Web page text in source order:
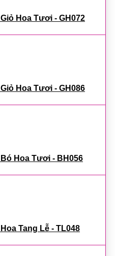
Giỏ Hoa Tươi - GH072
Giỏ Hoa Tươi - GH086
Bó Hoa Tươi - BH056
Hoa Tang Lễ - TL048